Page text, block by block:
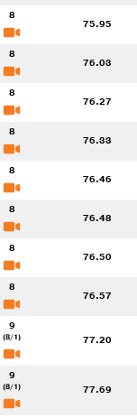
8
75.95
8
76.03
8
76.27
8
76.33
8
76.46
8
76.48
8
76.50
8
76.57
9
(8/1) 77.20
9
(8/1) 77.69